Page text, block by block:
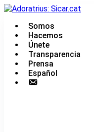
Saltar
contenido
Urgencias: 679 654 088
Somos
Hacemos
Únete
Transparencia
Prensa
Español
Contacto